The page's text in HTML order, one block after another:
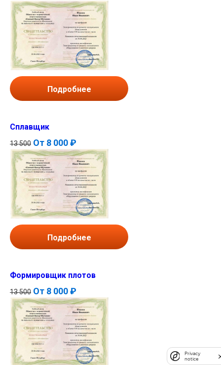
Подробнее
Сплавщик
13 500 От 8 000 ₽
Подробнее
Формировщик плотов
13 500 От 8 000 ₽
Privacy
notice